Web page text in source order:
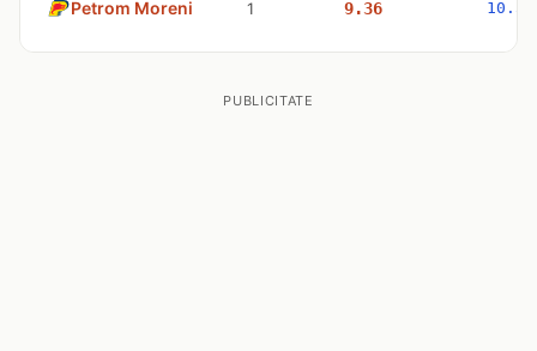
Petrom Moreni 1 9.36 10.57
PUBLICITATE